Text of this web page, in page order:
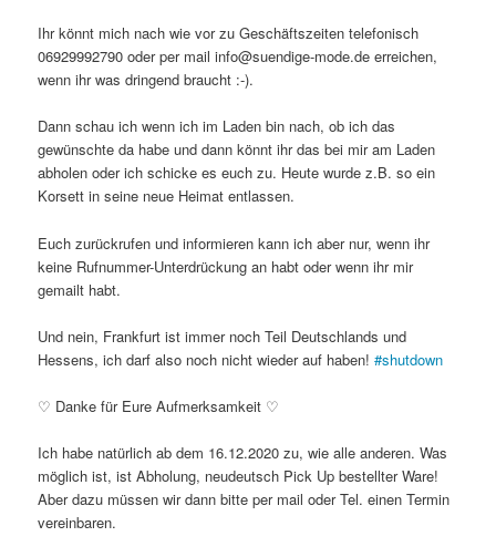
Ihr könnt mich nach wie vor zu Geschäftszeiten telefonisch
06929992790 oder per mail info@suendige-mode.de erreichen,
wenn ihr was dringend braucht :-).
Dann schau ich wenn ich im Laden bin nach, ob ich das
gewünschte da habe und dann könnt ihr das bei mir am Laden
abholen oder ich schicke es euch zu. Heute wurde z.B. so ein
Korsett in seine neue Heimat entlassen.
Euch zurückrufen und informieren kann ich aber nur, wenn ihr
keine Rufnummer-Unterdrückung an habt oder wenn ihr mir
gemailt habt.
Und nein, Frankfurt ist immer noch Teil Deutschlands und
Hessens, ich darf also noch nicht wieder auf haben! #shutdown
♡ Danke für Eure Aufmerksamkeit ♡
Ich habe natürlich ab dem 16.12.2020 zu, wie alle anderen. Was
möglich ist, ist Abholung, neudeutsch Pick Up bestellter Ware!
Aber dazu müssen wir dann bitte per mail oder Tel. einen Termin
vereinbaren.